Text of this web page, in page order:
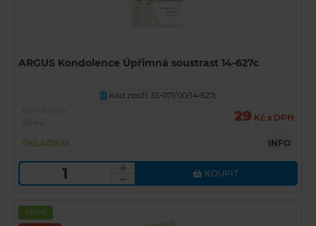
ARGUS Kondolence Úpřimná soustrast 14-627c
U Kód zboží: 55-071/00/14-627c
29 Kč s DPH
SKLADEM INFO
KOUPIT
Akční